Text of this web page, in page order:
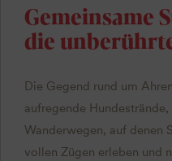
Gemeinsame
die
Die Gegend rund um
aufregende
Wanderwegen, auf denen
vollen Zügen erleben und